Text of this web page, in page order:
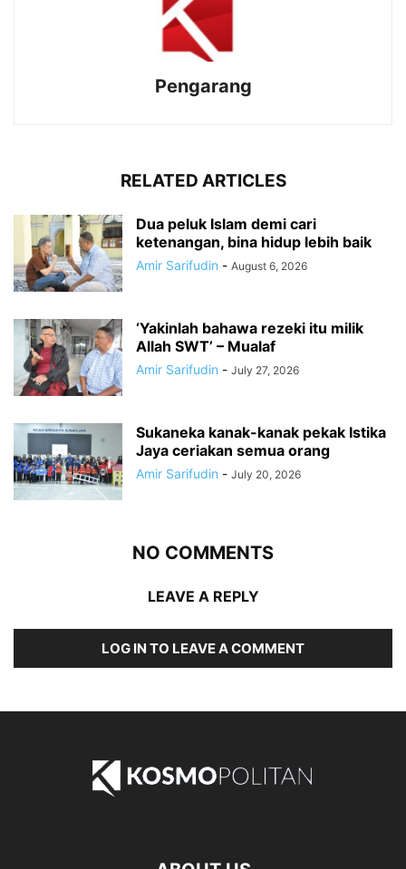
Pengarang
RELATED ARTICLES
Dua peluk Islam demi cari
ketenangan, bina hidup lebih baik
Amir Sarifudin - August 6, 2026
‘Yakinlah bahawa rezeki itu milik
Allah SWT’ – Mualaf
Amir Sarifudin - July 27, 2026
Sukaneka kanak-kanak pekak Istika
Jaya ceriakan semua orang
Amir Sarifudin - July 20, 2026
NO COMMENTS
LEAVE A REPLY
LOG IN TO LEAVE A COMMENT